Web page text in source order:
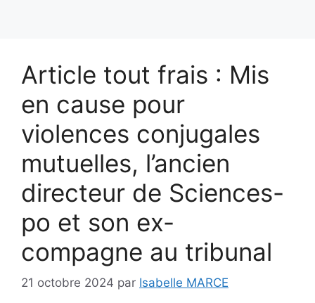
Article tout frais : Mis
en cause pour
violences conjugales
mutuelles, l’ancien
directeur de Sciences-
po et son ex-
compagne au tribunal
21 octobre 2024 par Isabelle MARCE